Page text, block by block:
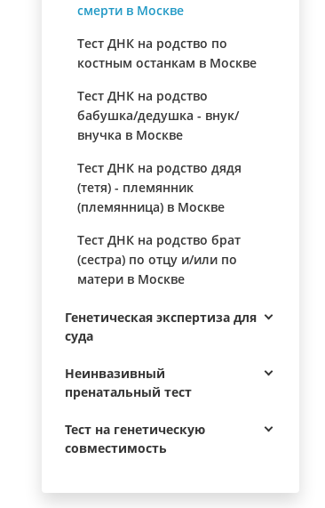
смерти в Москве
Тест ДНК на родство по
костным останкам в Москве
Тест ДНК на родство
бабушка/дедушка - внук/
внучка в Москве
Тест ДНК на родство дядя
(тетя) - племянник
(племянница) в Москве
Тест ДНК на родство брат
(сестра) по отцу и/или по
матери в Москве
Генетическая экспертиза для
суда
Неинвазивный
пренатальный тест
Тест на генетическую
совместимость